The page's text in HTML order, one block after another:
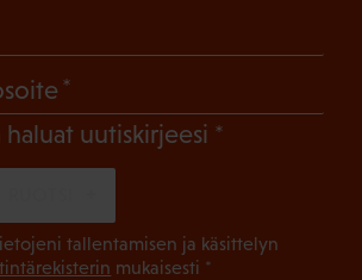
uutiskirjeesi (Pakollinen)
tallentamisen ja käsittelyn
mukaisesti *